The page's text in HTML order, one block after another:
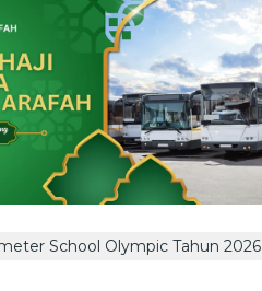
School Olympic Tahun 2026